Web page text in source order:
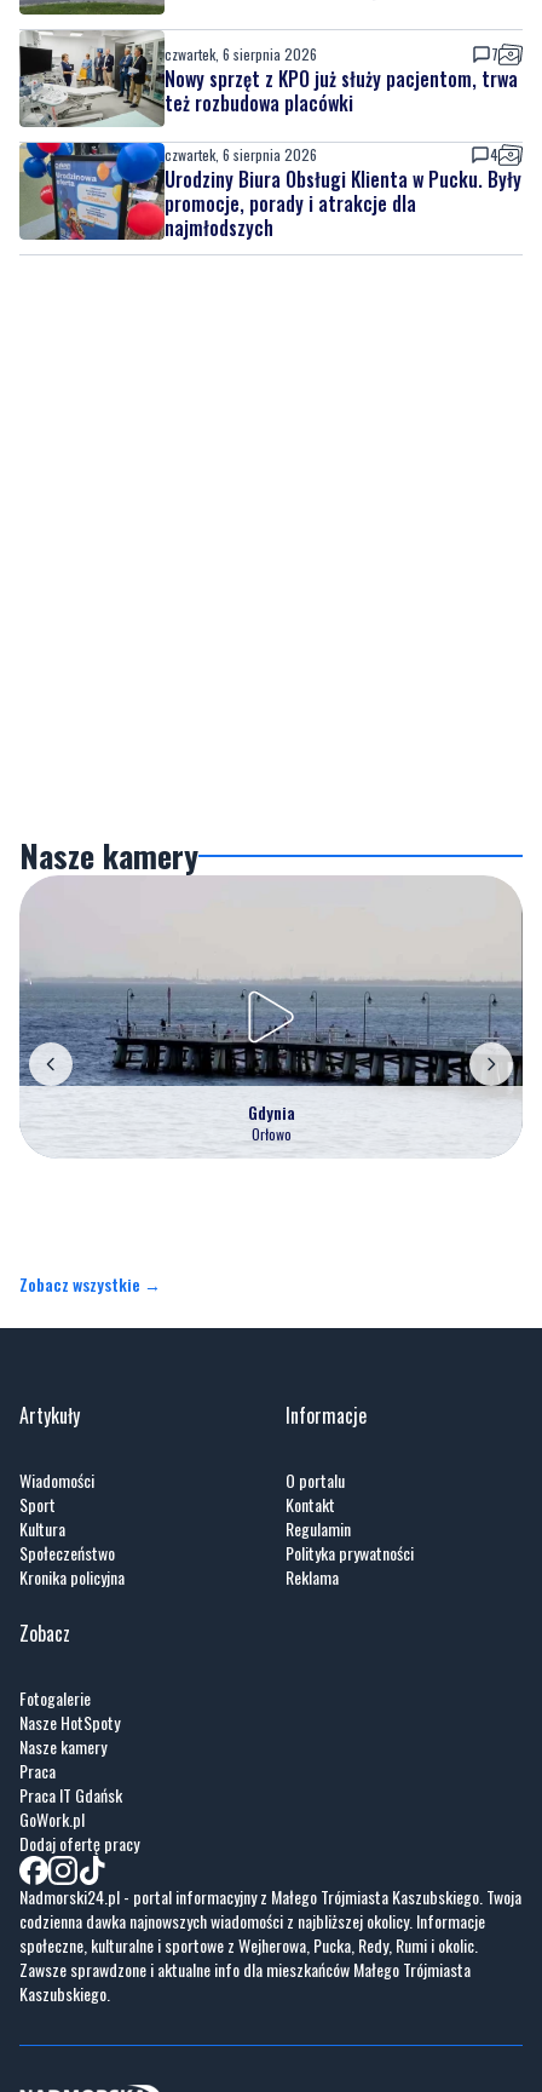
czwartek, 6 sierpnia 2026 7
Nowy sprzęt z KPO już służy pacjentom, trwa
też rozbudowa placówki
czwartek, 6 sierpnia 2026 4
Urodziny Biura Obsługi Klienta w Pucku. Były
promocje, porady i atrakcje dla
najmłodszych
Nasze kamery
Gdynia
Orłowo
Zobacz wszystkie →
Artykuły
Wiadomości
Sport
Kultura
Społeczeństwo
Kronika policyjna
Informacje
O portalu
Kontakt
Regulamin
Polityka prywatności
Reklama
Zobacz
Fotogalerie
Nasze HotSpoty
Nasze kamery
Praca
Praca IT Gdańsk
GoWork.pl
Dodaj ofertę pracy
Nadmorski24.pl - portal informacyjny z Małego Trójmiasta Kaszubskiego. Twoja
codzienna dawka najnowszych wiadomości z najbliższej okolicy. Informacje
społeczne, kulturalne i sportowe z Wejherowa, Pucka, Redy, Rumi i okolic.
Zawsze sprawdzone i aktualne info dla mieszkańców Małego Trójmiasta
Kaszubskiego.